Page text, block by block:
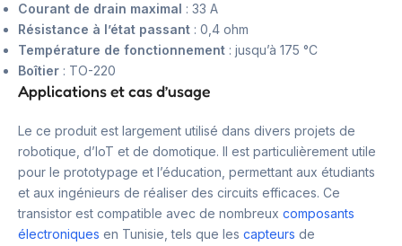
Courant de drain maximal : 33 A
Résistance à l’état passant : 0,4 ohm
Température de fonctionnement : jusqu’à 175 °C
Boîtier : TO-220
Applications et cas d’usage
Le ce produit est largement utilisé dans divers projets de
robotique, d’IoT et de domotique. Il est particulièrement utile
pour le prototypage et l’éducation, permettant aux étudiants
et aux ingénieurs de réaliser des circuits efficaces. Ce
transistor est compatible avec de nombreux composants
électroniques en Tunisie, tels que les capteurs de